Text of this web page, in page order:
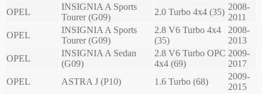
OPEL
INSIGNIA A Sports
Tourer (G09)
2.0 Turbo 4x4 (35)
2008-
2011
OPEL
INSIGNIA A Sports
Tourer (G09)
2.8 V6 Turbo 4x4
(35)
2008-
2013
OPEL
INSIGNIA A Sedan
(G09)
2.8 V6 Turbo OPC
4x4 (69)
2009-
2017
OPEL
ASTRA J (P10) 1.6 Turbo (68)
2009-
2015